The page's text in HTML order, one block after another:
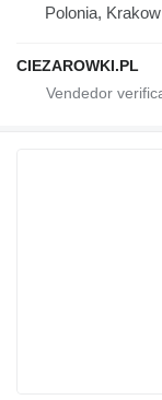
Polonia, Krakow
CIEZAROWKI.PL